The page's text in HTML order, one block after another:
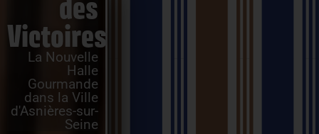
des
Victoires
La Nouvelle
Halle
Gourmande
dans la Ville
d'Asnières-sur-
Seine